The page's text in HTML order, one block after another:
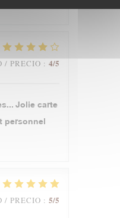
/ PRECIO : 4/5
Jolie carte
personnel
/ PRECIO : 5/5